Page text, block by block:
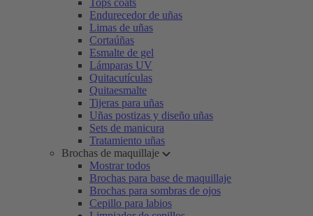
Tops coats
Endurecedor de uñas
Limas de uñas
Cortaúñas
Esmalte de gel
Lámparas UV
Quitacutículas
Quitaesmalte
Tijeras para uñas
Uñas postizas y diseño uñas
Sets de manicura
Tratamiento uñas
Brochas de maquillaje
Mostrar todos
Brochas para base de maquillaje
Brochas para sombras de ojos
Cepillo para labios